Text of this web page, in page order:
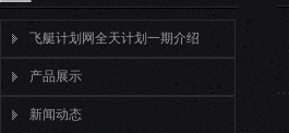
飞艇计划网全天计划一期介绍
产品展示
新闻动态